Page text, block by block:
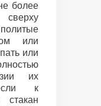
более
или
или
их
к
стакан